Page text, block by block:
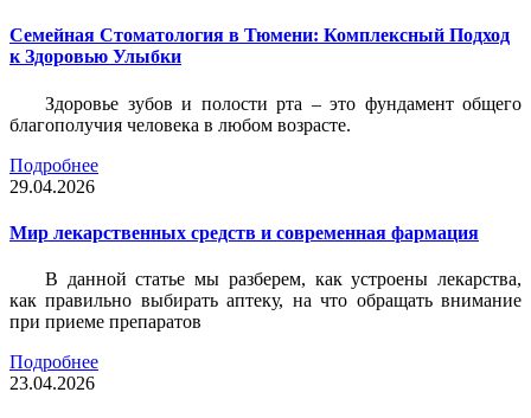
Семейная Стоматология в Тюмени: Комплексный Подход
к Здоровью Улыбки
Здоровье зубов и полости рта – это фундамент общего
благополучия человека в любом возрасте.
Подробнее
29.04.2026
Мир лекарственных средств и современная фармация
В данной статье мы разберем, как устроены лекарства,
как правильно выбирать аптеку, на что обращать внимание
при приеме препаратов
Подробнее
23.04.2026